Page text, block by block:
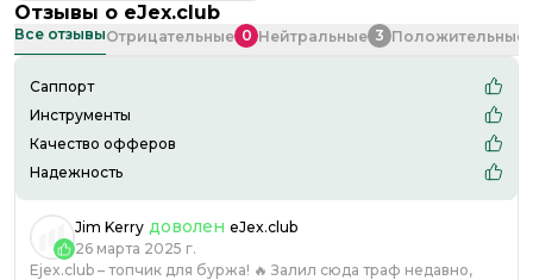
Отзывы о eJex.club
Все отзывыОтрицательные 0 Нейтральные 3 Положительные
Саппорт
Инструменты
Качество офферов
Надежность
Jim Kerry доволен eJex.club
26 марта 2025 г.
Ejex.club – топчик для буржа! 🔥 Залил сюда траф недавно,